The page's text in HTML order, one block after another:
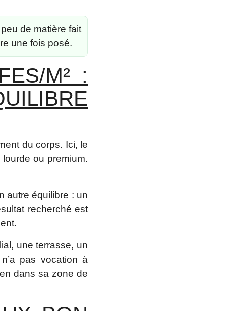
de matière fait
une fois posé.
M² :
du corps. Ici, le
ou premium.
autre équilibre : un
recherché est
une terrasse, un
pas vocation à
dans sa zone de